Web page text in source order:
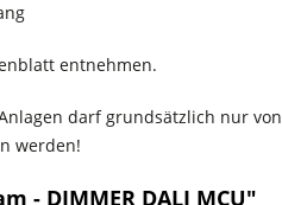
entnehmen.
darf grundsätzlich nur von
werden!
- DIMMER DALI MCU"